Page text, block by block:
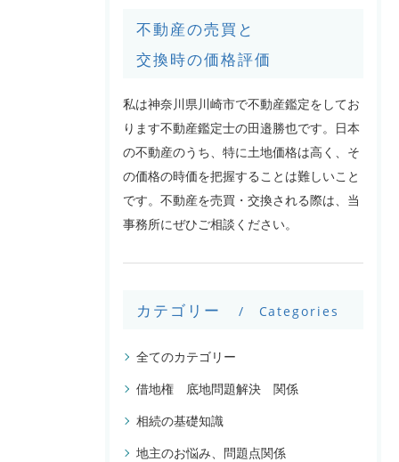
不動産の売買と
交換時の価格評価
私は神奈川県川崎市で不動産鑑定をしてお
ります不動産鑑定士の田邉勝也です。日本
の不動産のうち、特に土地価格は高く、そ
の価格の時価を把握することは難しいこと
です。不動産を売買・交換される際は、当
事務所にぜひご相談ください。
カテゴリー Categories
全てのカテゴリー
借地権 底地問題解決 関係
相続の基礎知識
地主のお悩み、問題点関係